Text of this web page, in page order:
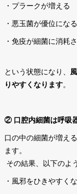
・プラークが増える
・悪玉菌が優位になる
・免疫が細菌に消耗
という状態になり、
りやすくなります。
② 口腔内細菌は呼吸
口の中の細菌が増え
ます。
その結果、以下のよ
・風邪をひきやすく